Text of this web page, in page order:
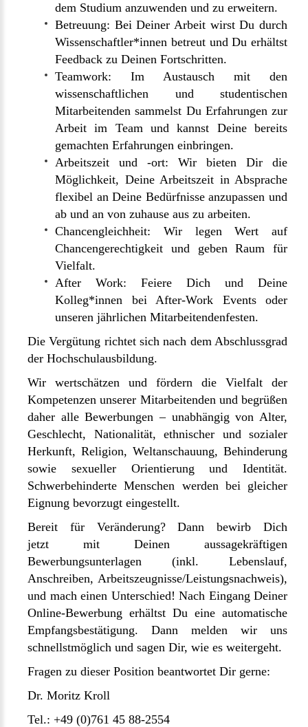
dem Studium anzuwenden und zu erweitern.
Betreuung: Bei Deiner Arbeit wirst Du durch
Wissenschaftler*innen betreut und Du erhältst
Feedback zu Deinen Fortschritten.
Teamwork: Im Austausch mit den
wissenschaftlichen und studentischen
Mitarbeitenden sammelst Du Erfahrungen zur
Arbeit im Team und kannst Deine bereits
gemachten Erfahrungen einbringen.
Arbeitszeit und -ort: Wir bieten Dir die
Möglichkeit, Deine Arbeitszeit in Absprache
flexibel an Deine Bedürfnisse anzupassen und
ab und an von zuhause aus zu arbeiten.
Chancengleichheit: Wir legen Wert auf
Chancengerechtigkeit und geben Raum für
Vielfalt.
After Work: Feiere Dich und Deine
Kolleg*innen bei After-Work Events oder
unseren jährlichen Mitarbeitendenfesten.
Die Vergütung richtet sich nach dem Abschlussgrad
der Hochschulausbildung.
Wir wertschätzen und fördern die Vielfalt der
Kompetenzen unserer Mitarbeitenden und begrüßen
daher alle Bewerbungen – unabhängig von Alter,
Geschlecht, Nationalität, ethnischer und sozialer
Herkunft, Religion, Weltanschauung, Behinderung
sowie sexueller Orientierung und Identität.
Schwerbehinderte Menschen werden bei gleicher
Eignung bevorzugt eingestellt.
Bereit für Veränderung? Dann bewirb Dich
jetzt mit Deinen aussagekräftigen
Bewerbungsunterlagen (inkl. Lebenslauf,
Anschreiben, Arbeitszeugnisse/Leistungsnachweis),
und mach einen Unterschied! Nach Eingang Deiner
Online-Bewerbung erhältst Du eine automatische
Empfangsbestätigung. Dann melden wir uns
schnellstmöglich und sagen Dir, wie es weitergeht.
Fragen zu dieser Position beantwortet Dir gerne:
Dr. Moritz Kroll
Tel.: +49 (0)761 45 88-2554